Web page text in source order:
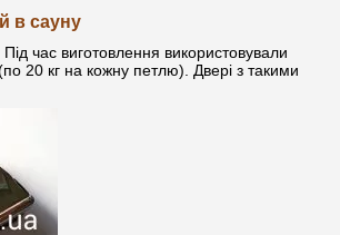
в сауну
час виготовлення використовували
20 кг на кожну петлю). Двері з такими